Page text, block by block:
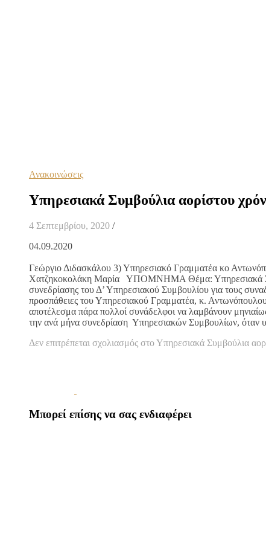
Ανακοινώσεις
Υπηρεσιακά Συμβούλια αορίστου
4 Σεπτεμβρίου, 2020 /
04.09.2020
Προς: 1) Υπουργό Πολιτισμού κα
Γεώργιο Διδασκάλου 3) Υπηρεσιακό Γραμματέα κο
Χατζηκοκολάκη Μαρία ΥΠΟΜΝΗΜΑ Θέμα: Υπηρεσιακά
συνεδρίασης του Δ’ Υπηρεσιακού Συμβουλίου για τους
προσπάθειες του Υπηρεσιακού Γραμματέα, κ. Αντωνόπουλου,
αποτέλεσμα πάρα πολλοί συνάδελφοι να λαμβάνουν
την ανά μήνα συνεδρίαση Υπηρεσιακών Συμβουλίων,
Δεν επιτρέπεται σχολιασμός στο Υπηρεσιακά Συμβούλια
Μπορεί επίσης να σας ενδιαφέρει